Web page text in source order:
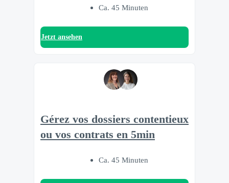
Ca. 45 Minuten
Jetzt ansehen
Gérez vos dossiers contentieux
ou vos contrats en 5min
Ca. 45 Minuten